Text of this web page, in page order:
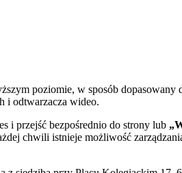
poziomie, w sposób
i odtwarzacza wideo.
i przejść bezpośrednio do strony lub
chwili istnieje możliwość